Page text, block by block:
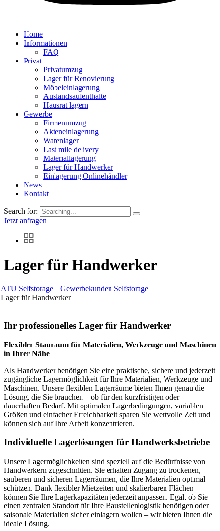
Home
Informationen
FAQ
Privat
Privatumzug
Lager für Renovierung
Möbeleinlagerung
Auslandsaufenthalte
Hausrat lagern
Gewerbe
Firmenumzug
Akteneinlagerung
Warenlager
Last mile delivery
Materiallagerung
Lager für Handwerker
Einlagerung Onlinehändler
News
Kontakt
Search for:
Jetzt anfragen
Lager für Handwerker
ATU Selfstorage
Gewerbekunden Selfstorage
Lager für Handwerker
Ihr professionelles Lager für Handwerker
Flexibler Stauraum für Materialien, Werkzeuge und Maschinen
in Ihrer Nähe
Als Handwerker benötigen Sie eine praktische, sichere und jederzeit
zugängliche Lagermöglichkeit für Ihre Materialien, Werkzeuge und
Maschinen. Unsere flexiblen Lagerräume bieten Ihnen genau die
Lösung, die Sie brauchen – ob für den kurzfristigen oder
dauerhaften Bedarf. Mit optimalen Lagerbedingungen, variablen
Größen und einfacher Erreichbarkeit sparen Sie wertvolle Zeit und
können sich auf Ihre Arbeit konzentrieren.
Individuelle Lagerlösungen für Handwerksbetriebe
Unsere Lagermöglichkeiten sind speziell auf die Bedürfnisse von
Handwerkern zugeschnitten. Sie erhalten Zugang zu trockenen,
sauberen und sicheren Lagerräumen, die Ihre Materialien optimal
schützen. Dank flexibler Mietzeiten und skalierbaren Flächen
können Sie Ihre Lagerkapazitäten jederzeit anpassen. Egal, ob Sie
einen zentralen Standort für Ihre Baustellenlogistik benötigen oder
saisonale Materialien sicher einlagern wollen – wir bieten Ihnen die
ideale Lösung.